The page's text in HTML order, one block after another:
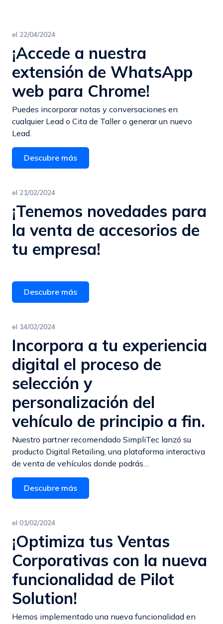
el 22/04/2024
¡Accede a nuestra
extensión de WhatsApp
web para Chrome!
Puedes incorporar notas y conversaciones en
cualquier Lead o Cita de Taller o generar un nuevo
Lead.
Descubre más
el 21/02/2024
¡Tenemos novedades para
la venta de accesorios de
tu empresa!
Descubre más
el 14/02/2024
Incorpora a tu experiencia
digital el proceso de
selección y
personalización del
vehículo de principio a fin.
Nuestro partner recomendado SimpliTec lanzó su
producto Digital Retailing, una plataforma interactiva
de venta de vehículos donde podrás…
Descubre más
el 01/02/2024
¡Optimiza tus Ventas
Corporativas con la nueva
funcionalidad de Pilot
Solution!
Hemos implementado una nueva funcionalidad en